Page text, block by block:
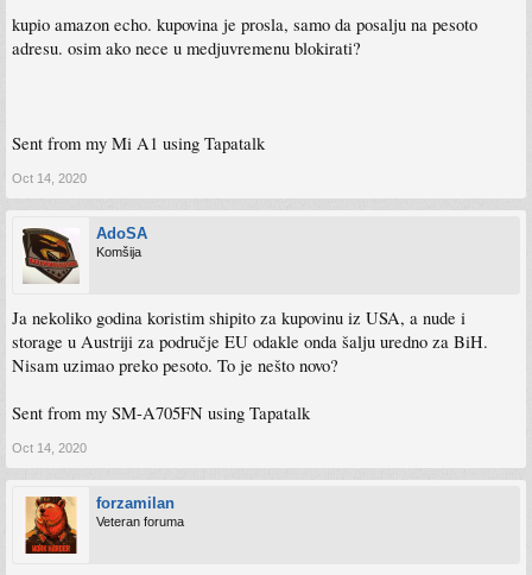
kupio amazon echo. kupovina je prosla, samo da posalju na pesoto
adresu. osim ako nece u medjuvremenu blokirati?
Sent from my Mi A1 using Tapatalk
Oct 14, 2020
AdoSA
Komšija
Ja nekoliko godina koristim shipito za kupovinu iz USA, a nude i
storage u Austriji za područje EU odakle onda šalju uredno za BiH.
Nisam uzimao preko pesoto. To je nešto novo?
Sent from my SM-A705FN using Tapatalk
Oct 14, 2020
forzamilan
Veteran foruma